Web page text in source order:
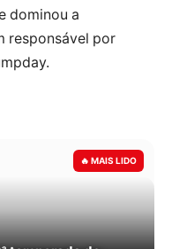
dominou a
responsável por